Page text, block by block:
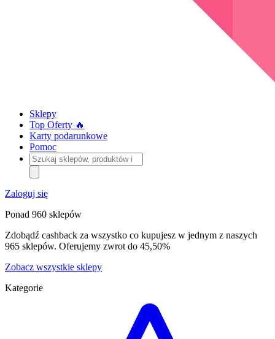
Sklepy
Top Oferty 🔥
Karty podarunkowe
Pomoc
Szukaj
sklepów,
produktów
i
kategorii
Zaloguj się
Ponad 960 sklepów
Zdobądź cashback za wszystko co kupujesz w jednym z naszych
965 sklepów. Oferujemy zwrot do 45,50%
Zobacz wszystkie sklepy
Kategorie